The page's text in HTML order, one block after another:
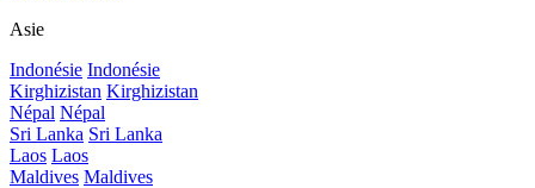
Asie
Indonésie Indonésie
Kirghizistan Kirghizistan
Népal Népal
Sri Lanka Sri Lanka
Laos Laos
Maldives Maldives